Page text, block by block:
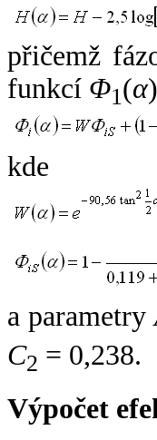
přičemž
funkcí Φ1(α
kde
a parametry
C2 = 0,238.
Výpočet